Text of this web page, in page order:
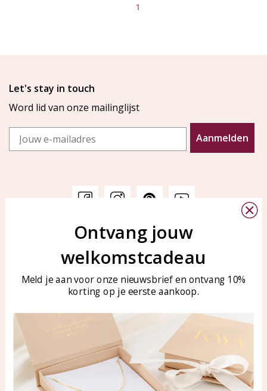
1
Let's stay in touch
Word lid van onze mailinglijst
Email
Aanmelden
Veelgestelde vragen
Sieraden onderhouden
KAYA Sieraden
Bellen of WhatsApp Ma-Vr
Tel: 0850003187
WhatsApp: 0850003187
klantenservice@kayasierade
Producten KAYA Sieraden
Ontvang jouw
welkomstcadeau
Meld je aan voor onze nieuwsbrief en ontvang 10%
korting op je eerste aankoop.